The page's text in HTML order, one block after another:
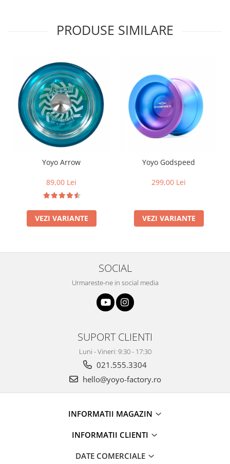
PRODUSE SIMILARE
Yoyo Arrow
89,00 Lei
VEZI VARIANTE
Yoyo Godspeed
299,00 Lei
VEZI VARIANTE
SOCIAL
Urmareste-ne in social media
SUPORT CLIENTI
Luni - Vineri: 9:30 - 17:30
021.555.3304
hello@yoyo-factory.ro
INFORMATII MAGAZIN
INFORMATII CLIENTI
DATE COMERCIALE